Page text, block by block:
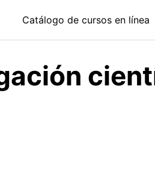
Catálogo de cursos en línea